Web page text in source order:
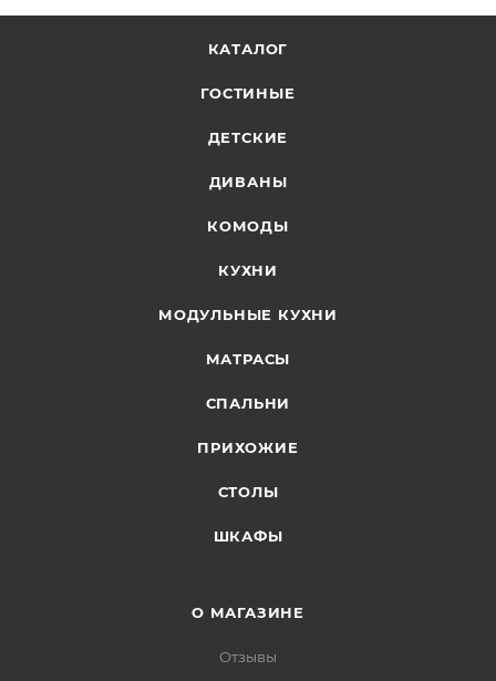
КАТАЛОГ
ГОСТИНЫЕ
ДЕТСКИЕ
ДИВАНЫ
КОМОДЫ
КУХНИ
МОДУЛЬНЫЕ КУХНИ
МАТРАСЫ
СПАЛЬНИ
ПРИХОЖИЕ
СТОЛЫ
ШКАФЫ
О МАГАЗИНЕ
Отзывы